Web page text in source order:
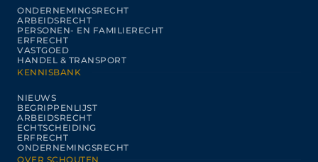
ONDERNEMINGSRECHT
ARBEIDSRECHT
PERSONEN- EN FAMILIERECHT
ERFRECHT
VASTGOED
HANDEL & TRANSPORT
KENNISBANK
NIEUWS
BEGRIPPENLIJST
ARBEIDSRECHT
ECHTSCHEIDING
ERFRECHT
ONDERNEMINGSRECHT
OVER SCHOUTEN